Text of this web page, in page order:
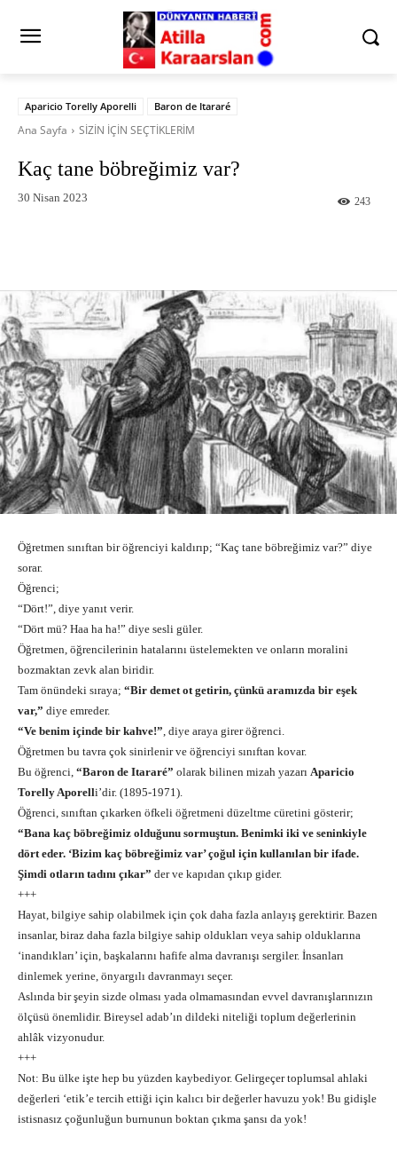
Aparicio Torelly Aporelli Baron de Itararé
Ana Sayfa SİZİN İÇİN SEÇTİKLERİM
Kaç tane böbreğimiz var?
30 Nisan 2023 243
Öğretmen sınıftan bir öğrenciyi kaldırıp; “Kaç tane böbreğimiz var?” diye
sorar.
Öğrenci;
“Dört!”, diye yanıt verir.
“Dört mü? Haa ha ha!” diye sesli güler.
Öğretmen, öğrencilerinin hatalarını üstelemekten ve onların moralini
bozmaktan zevk alan biridir.
Tam önündeki sıraya; “Bir demet ot getirin, çünkü aramızda bir eşek
var,” diye emreder.
“Ve benim içinde bir kahve!” , diye araya girer öğrenci.
Öğretmen bu tavra çok sinirlenir ve öğrenciyi sınıftan kovar.
Bu öğrenci, “Baron de Itararé” olarak bilinen mizah yazarı Aparicio
Torelly Aporelli’dir. (1895-1971).
Öğrenci, sınıftan çıkarken öfkeli öğretmeni düzeltme cüretini gösterir;
“Bana kaç böbreğimiz olduğunu sormuştun. Benimki iki ve seninkiyle
dört eder. ‘Bizim kaç böbreğimiz var’ çoğul için kullanılan bir ifade.
Şimdi otların tadını çıkar” der ve kapıdan çıkıp gider.
+++
Hayat, bilgiye sahip olabilmek için çok daha fazla anlayış gerektirir. Bazen
insanlar, biraz daha fazla bilgiye sahip oldukları veya sahip olduklarına
‘inandıkları’ için, başkalarını hafife alma davranışı sergiler. İnsanları
dinlemek yerine, önyargılı davranmayı seçer.
Aslında bir şeyin sizde olması yada olmamasından evvel davranışlarınızın
ölçüsü önemlidir. Bireysel adab’ın dildeki niteliği toplum değerlerinin
ahlâk vizyonudur.
+++
Not: Bu ülke işte hep bu yüzden kaybediyor. Gelirgeçer toplumsal ahlaki
değerleri ‘etik’e tercih ettiği için kalıcı bir değerler havuzu yok! Bu gidişle
istisnasız çoğunluğun burnunun boktan çıkma şansı da yok!